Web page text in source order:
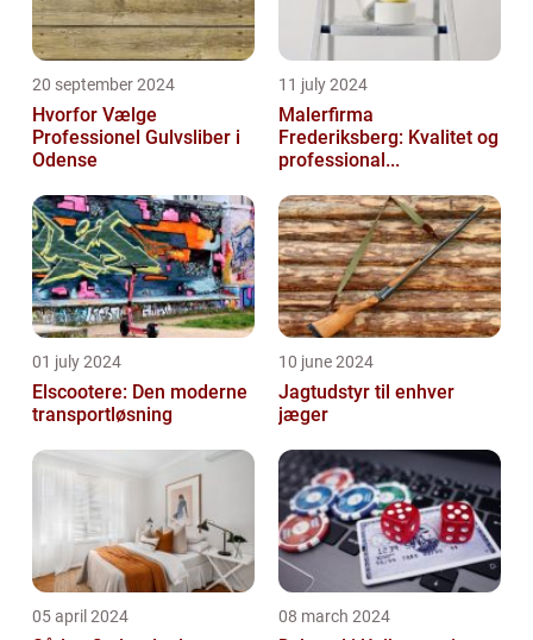
20 september 2024
Hvorfor Vælge
Professionel Gulvsliber i
Odense
11 july 2024
Malerfirma
Frederiksberg: Kvalitet og
professional...
01 july 2024
Elscootere: Den moderne
transportløsning
10 june 2024
Jagtudstyr til enhver
jæger
05 april 2024 08 march 2024